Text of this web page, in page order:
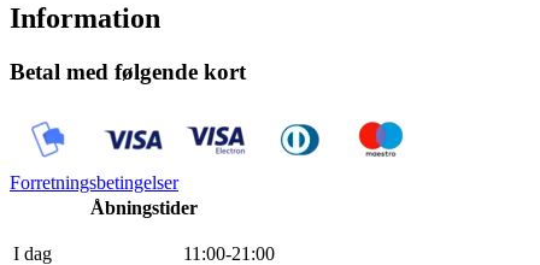
Information
Betal med følgende kort
Forretningsbetingelser
Åbningstider
I dag 11 :00-21 :00